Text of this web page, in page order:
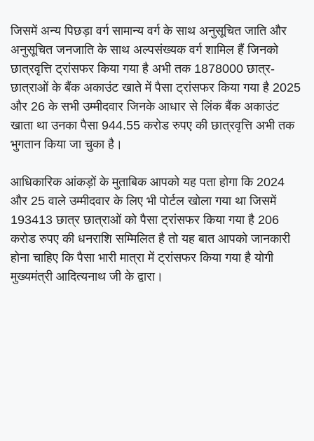
जिसमें अन्य पिछड़ा वर्ग सामान्य वर्ग के साथ अनुसूचित जाति और
अनुसूचित जनजाति के साथ अल्पसंख्यक वर्ग शामिल हैं जिनको
छात्रवृत्ति ट्रांसफर किया गया है अभी तक 1878000 छात्र-
छात्राओं के बैंक अकाउंट खाते में पैसा ट्रांसफर किया गया है 2025
और 26 के सभी उम्मीदवार जिनके आधार से लिंक बैंक अकाउंट
खाता था उनका पैसा 944.55 करोड रुपए की छात्रवृत्ति अभी तक
भुगतान किया जा चुका है।
आधिकारिक आंकड़ों के मुताबिक आपको यह पता होगा कि 2024
और 25 वाले उम्मीदवार के लिए भी पोर्टल खोला गया था जिसमें
193413 छात्र छात्राओं को पैसा ट्रांसफर किया गया है 206
करोड रुपए की धनराशि सम्मिलित है तो यह बात आपको जानकारी
होना चाहिए कि पैसा भारी मात्रा में ट्रांसफर किया गया है योगी
मुख्यमंत्री आदित्यनाथ जी के द्वारा।